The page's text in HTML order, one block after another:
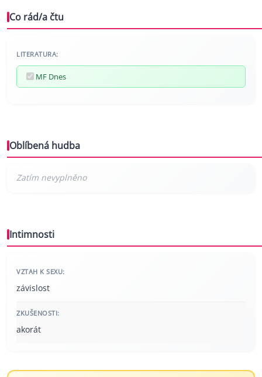
Co rád/a čtu
LITERATURA:
MF Dnes
Oblíbená hudba
Intimnosti
VZTAH K SEXU:
závislost
ZKUŠENOSTI:
akorát